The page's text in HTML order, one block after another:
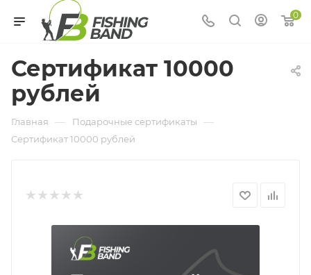
0
Сертификат 10000
рублей
Главная — Подарочные сертификаты —
Сертификат 10000 рублей